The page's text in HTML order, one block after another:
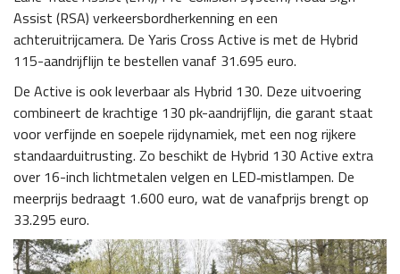
Assist (RSA) verkeersbordherkenning en een
achteruitrijcamera. De Yaris Cross Active is met de Hybrid
115-aandrijflijn te bestellen vanaf 31.695 euro.
De Active is ook leverbaar als Hybrid 130. Deze uitvoering
combineert de krachtige 130 pk-aandrijflijn, die garant staat
voor verfijnde en soepele rijdynamiek, met een nog rijkere
standaarduitrusting. Zo beschikt de Hybrid 130 Active extra
over 16-inch lichtmetalen velgen en LED‑mistlampen. De
meerprijs bedraagt 1.600 euro, wat de vanafprijs brengt op
33.295 euro.